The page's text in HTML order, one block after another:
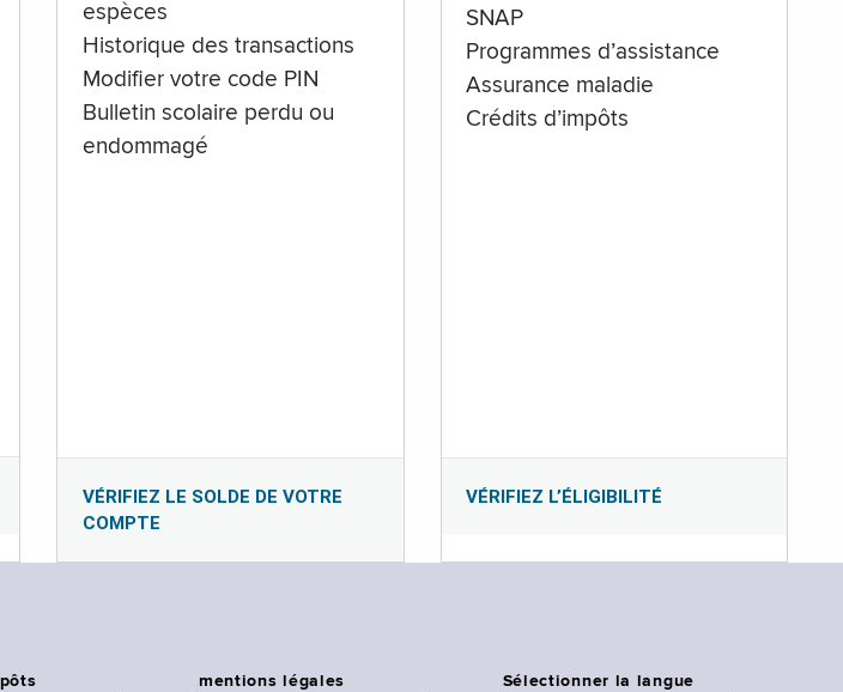
espèces
Historique des transactions
Modifier votre code PIN
Bulletin scolaire perdu ou
endommagé
VÉRIFIEZ LE SOLDE DE VOTRE
COMPTE
SNAP
Programmes d’assistance
Assurance maladie
Crédits d’impôts
VÉRIFIEZ L’ÉLIGIBILITÉ
mentions légales Sélectionner la langue